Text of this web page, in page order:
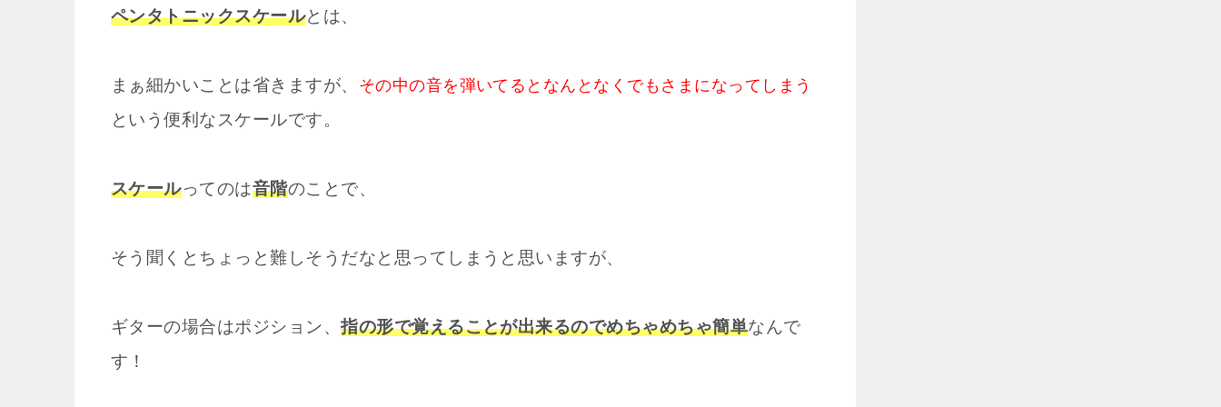
ペンタトニックスケールとは、
まぁ細かいことは省きますが、 その中の音を弾いてるとなんとなくでもさまになってしまう
という便利なスケールです。
スケールってのは音階のことで、
そう聞くとちょっと難しそうだなと思ってしまうと思いますが、
ギターの場合はポジション、指の形で覚えることが出来るのでめちゃめちゃ簡単なんで
す！